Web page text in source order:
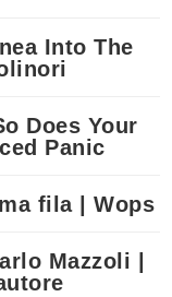
Into The
Does Your
Panic
fila | Wops
Mazzoli |